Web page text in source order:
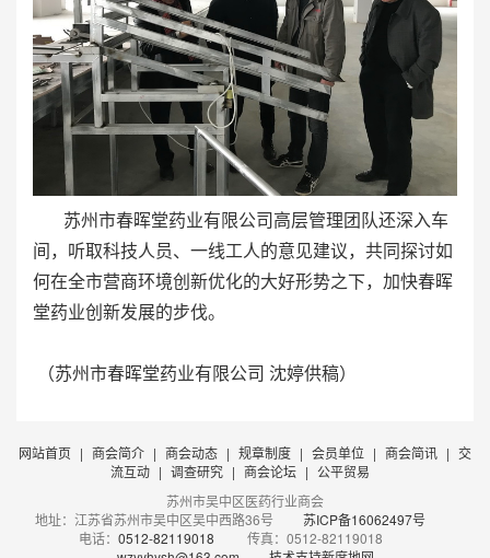
苏州市春晖堂药业有限公司高层管理团队还深入车
间，听取科技人员、一线工人的意见建议，共同探讨如
何在全市营商环境创新优化的大好形势之下，加快春晖
堂药业创新发展的步伐。
（苏州市春晖堂药业有限公司 沈婷供稿）
网站首页 | 商会简介 | 商会动态 | 规章制度 | 会员单位 | 商会简讯 | 交
流互动 | 调查研究 | 商会论坛 | 公平贸易
苏州市吴中区医药行业商会
地址：江苏省苏州市吴中区吴中西路36号
苏ICP备16062497号
电话： 0512-82119018 传真：0512-82119018